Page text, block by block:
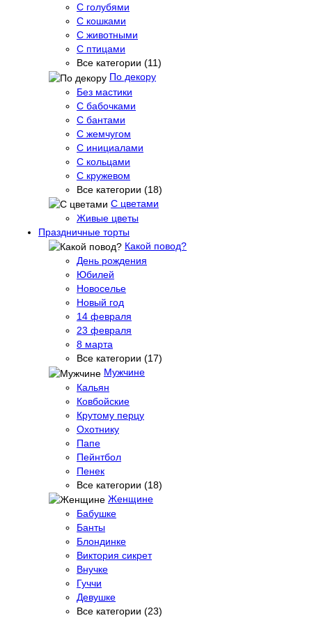
С голубями
С кошками
С животными
С птицами
Все категории (11)
По декору
Без мастики
С бабочками
С бантами
С жемчугом
С инициалами
С кольцами
С кружевом
Все категории (18)
С цветами
Живые цветы
Праздничные торты
Какой повод?
День рождения
Юбилей
Новоселье
Новый год
14 февраля
23 февраля
8 марта
Все категории (17)
Мужчине
Кальян
Ковбойские
Крутому перцу
Охотнику
Папе
Пейнтбол
Пенек
Все категории (18)
Женщине
Бабушке
Банты
Блондинке
Виктория сикрет
Внучке
Гуччи
Девушке
Все категории (23)